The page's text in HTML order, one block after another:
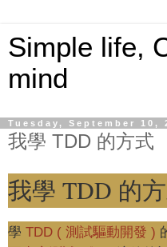
Simple life,
mind
Tuesday, September 10,
我學 TDD 的方式
我學 TDD 的
學 TDD ( 測試驅動開發 )